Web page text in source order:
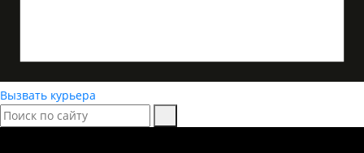
Вызвать курьера